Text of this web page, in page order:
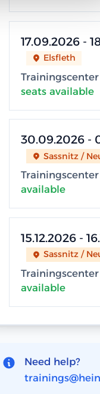
17.09.2026 -
Elsfleth
seats available
30.09.2026 -
Sassnitz /
available
15.12.2026 -
Sassnitz /
available
Need help?